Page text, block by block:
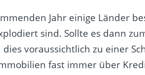
Jahr einige Länder
sind. Sollte es dann
voraussichtlich zu einer
fast immer über